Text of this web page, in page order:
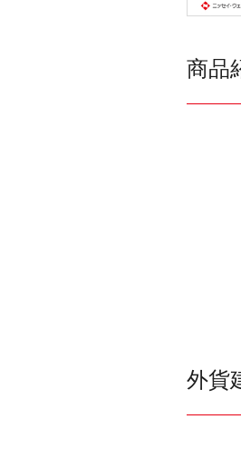
商品
外貨